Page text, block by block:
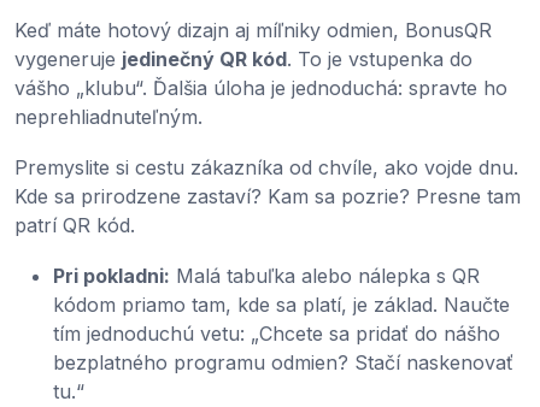
Keď máte hotový dizajn aj míľniky odmien, BonusQR
vygeneruje jedinečný QR kód. To je vstupenka do
vášho „klubu“. Ďalšia úloha je jednoduchá: spravte ho
neprehliadnuteľným.
Premyslite si cestu zákazníka od chvíle, ako vojde dnu.
Kde sa prirodzene zastaví? Kam sa pozrie? Presne tam
patrí QR kód.
Pri pokladni: Malá tabuľka alebo nálepka s QR
kódom priamo tam, kde sa platí, je základ. Naučte
tím jednoduchú vetu: „Chcete sa pridať do nášho
bezplatného programu odmien? Stačí naskenovať
tu.“